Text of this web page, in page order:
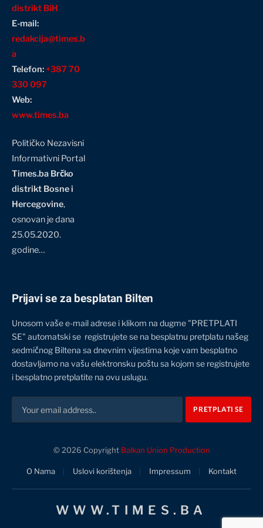
distrikt BiH
E-mail:
redakcija@times.b
a
Telefon:+387 70
330 097
Web:
www.times.ba
Političko Nezavisni
Informativni Portal
Times.ba Brčko
distrikt Bosne i
Hercegovine,
osnovan je dana
25.05.2020.
godine…
Prijavi se za besplatan Bilten
Unosom vaše e-mail adrese i klikom na dugme "PRETPLATI
SE" automatski se registrujete se na besplatnu pretplatu našeg
sedmičnog Biltena sa dnevnim vijestima koje vam besplatno
dostavljamo na vašu elektronsku poštu sa kojom se registrujete
i besplatno pretplatite na ovu uslugu.
© 2026 Copyright Balkan Union Production
O Nama Uslovi korištenja Impressum Kontakt
WWW.TIMES.BA